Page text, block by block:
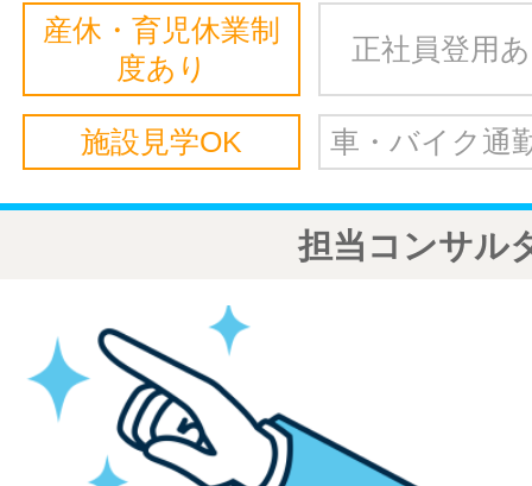
産休・育児休業制
度あり
正社員登用
施設見学OK 車・バイク通
担当コンサル